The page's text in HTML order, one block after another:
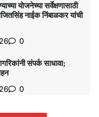
योजनेच्या सर्वेक्षणासाठी
नाईक निंबाळकर यांची
0
संपर्क साधावा;
0